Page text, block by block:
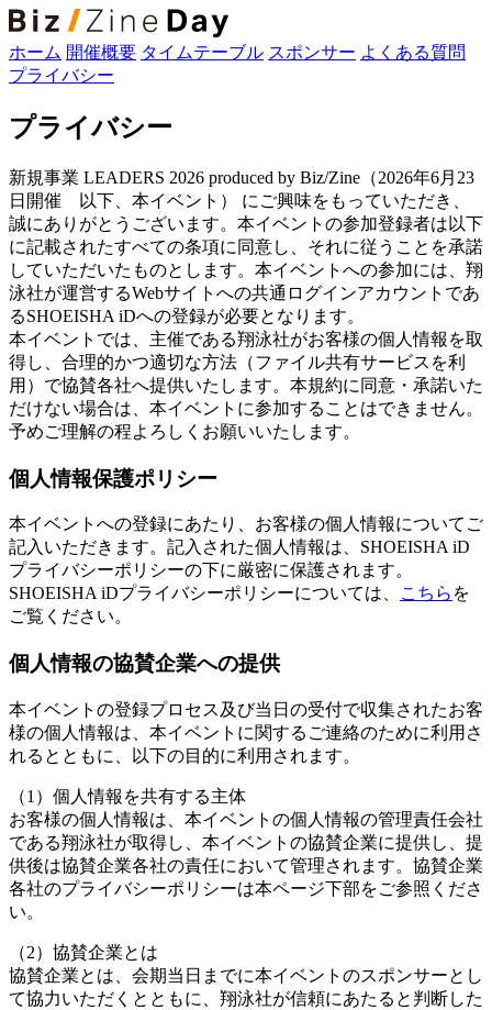
ホーム 開催概要 タイムテーブル スポンサー よくある質問
プライバシー
プライバシー
新規事業 LEADERS 2026 produced by Biz/Zine（2026年6月23
日開催 以下、本イベント） にご興味をもっていただき、
誠にありがとうございます。本イベントの参加登録者は以下
に記載されたすべての条項に同意し、それに従うことを承諾
していただいたものとします。本イベントへの参加には、翔
泳社が運営するWebサイトへの共通ログインアカウントであ
るSHOEISHA iDへの登録が必要となります。
本イベントでは、主催である翔泳社がお客様の個人情報を取
得し、合理的かつ適切な方法（ファイル共有サービスを利
用）で協賛各社へ提供いたします。本規約に同意・承諾いた
だけない場合は、本イベントに参加することはできません。
予めご理解の程よろしくお願いいたします。
個人情報保護ポリシー
本イベントへの登録にあたり、お客様の個人情報についてご
記入いただきます。記入された個人情報は、SHOEISHA iD
プライバシーポリシーの下に厳密に保護されます。
SHOEISHA iDプライバシーポリシーについては、
こちら を
ご覧ください。
個人情報の協賛企業への提供
本イベントの登録プロセス及び当日の受付で収集されたお客
様の個人情報は、本イベントに関するご連絡のために利用さ
れるとともに、以下の目的に利用されます。
（1）個人情報を共有する主体
お客様の個人情報は、本イベントの個人情報の管理責任会社
である翔泳社が取得し、本イベントの協賛企業に提供し、提
供後は協賛企業各社の責任において管理されます。協賛企業
各社のプライバシーポリシーは本ページ下部をご参照くださ
い。
（2）協賛企業とは
協賛企業とは、会期当日までに本イベントのスポンサーとし
て協力いただくとともに、翔泳社が信頼にあたると判断した